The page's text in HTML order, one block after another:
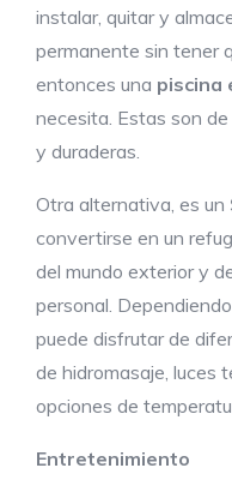
instalar, quitar y
permanente sin tener
entonces una piscina
necesita. Estas son
y duraderas.
Otra alternativa, es un
convertirse en un
del mundo exterior y
personal.
puede disfrutar de
de hidromasaje, luces
opciones de
Entretenimiento